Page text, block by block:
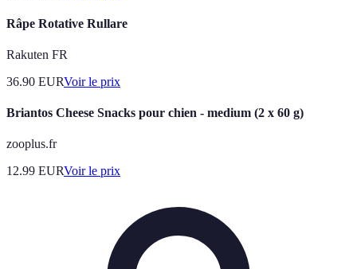
Râpe Rotative Rullare
Rakuten FR
36.90 EURVoir le prix
Briantos Cheese Snacks pour chien - medium (2 x 60 g)
zooplus.fr
12.99 EURVoir le prix